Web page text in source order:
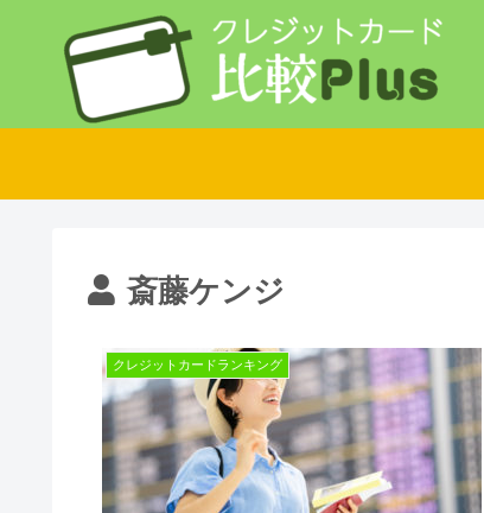
斎藤ケンジ
クレジットカードランキング